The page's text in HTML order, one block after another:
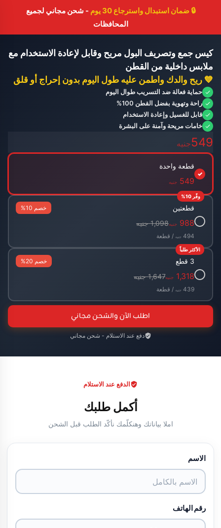
🔒 ضمان استبدال واسترجاع 30 يوم
- شحن مجاني لجميع
المحافظات
كيس جمع وتصريف البول مريح وقابل لإعادة الاستخدام مع
ملابس داخلية من القطن
💙 ريح والدك واطمن عليه طول اليوم بدون إحراج أو قلق
حماية فعالة ضد التسريب طوال اليوم
راحة وتهوية بفضل القطن 100%
قابل للغسيل وإعادة الاستخدام
خامات مريحة وآمنة على البشرة
549جنيه
✓
قطعة واحدة
549 جنيه
وفّر 10%
✓
قطعتين خصم 10%
988 جنيه1,098 جنيه
494 جنيه / قطعة
الأكثر طلباً
✓
3 قطع خصم 20%
1,318 جنيه1,647 جنيه
439 جنيه / قطعة
اطلب الآن والشحن مجاني
دفع عند الاستلام - شحن مجاني
الدفع عند الاستلام
أكمل طلبك
املا بياناتك وهنكلّمك نأكّد الطلب قبل الشحن
الاسم
رقم الهاتف